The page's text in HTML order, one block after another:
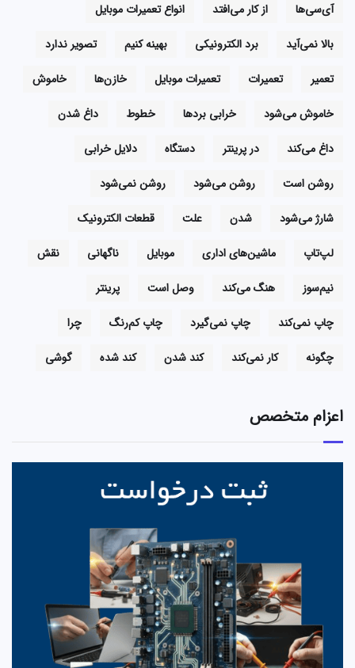
آی‌سی‌ها از کار می‌افتد
انواع تعمیرات موبایل
بالا نمی‌آید
برد الکترونیکی بهینه کنیم
تصویر ندارد
تعمیر
تعمیرات تعمیرات موبایل خازن‌ها
خاموش
خاموش می‌شود
خرابی بردها خطوط
داغ شدن
داغ می‌کند
در پرینتر دستگاه
دلایل خرابی
روشن است
روشن می‌شود
روشن نمی‌شود
شارژ می‌شود
شدن علت
قطعات الکترونیک
لپ‌تاپ
ماشین‌های اداری موبایل ناگهانی
نقش
نیم‌سوز
هنگ می‌کند وصل است
پرینتر
چاپ نمی‌کند
چاپ نمی‌گیرد چاپ کم‌رنگ
چرا
چگونه
کار نمی‌کند کند شدن کند شده گوشی
اعزام متخصص